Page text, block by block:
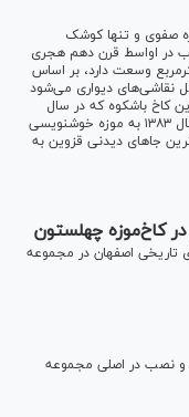
صفوی و تنها کوشک
در اواسط قرن دهم هجری
شهر قزوین است. این بنا که حدود ۵۰۰ مترمربع وسعت دارد، بر اساس
نقاشی‌های دیواری می‌شود
کاخ باشکوه که در سال
۱۳۳۴ در فهرست آثار ملی ایران به ثبت رسید، در سال ۱۳۸۳ به موزه خوشنویسی
جا‌های دیدنی قزوین به
کاخ‌موزه چهلستون
تاریخی اصفهان در مجموعه
و نصب در اصلی مجموعه